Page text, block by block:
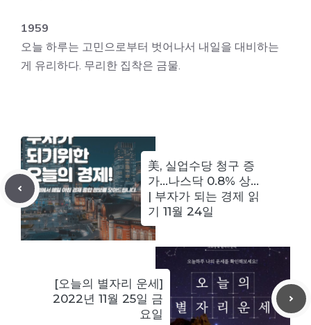
1959
오늘 하루는 고민으로부터 벗어나서 내일을 대비하는
게 유리하다. 무리한 집착은 금물.
美, 실업수당 청구 증
가…나스닥 0.8% 상…
| 부자가 되는 경제 읽
기 11월 24일
[오늘의 별자리 운세]
2022년 11월 25일 금
요일